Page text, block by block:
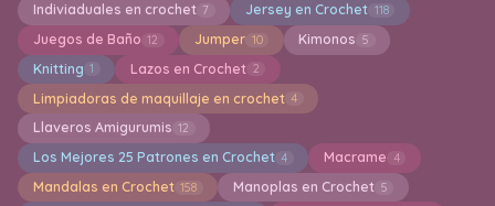
Indiviaduales en crochet 7 Jersey en Crochet 118
Juegos de Baño 12 Jumper 10 Kimonos 5
Knitting 1 Lazos en Crochet 2
Limpiadoras de maquillaje en crochet 4
Llaveros Amigurumis 12
Los Mejores 25 Patrones en Crochet 4 Macrame 4
Mandalas en Crochet 158 Manoplas en Crochet 5